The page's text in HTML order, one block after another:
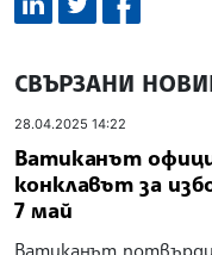
СВЪРЗАНИ
28.04.2025 14:22
Ватиканът
конклавът за
7 май
Ватиканът